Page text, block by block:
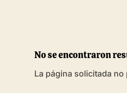
No se encontraron
La página solicitada